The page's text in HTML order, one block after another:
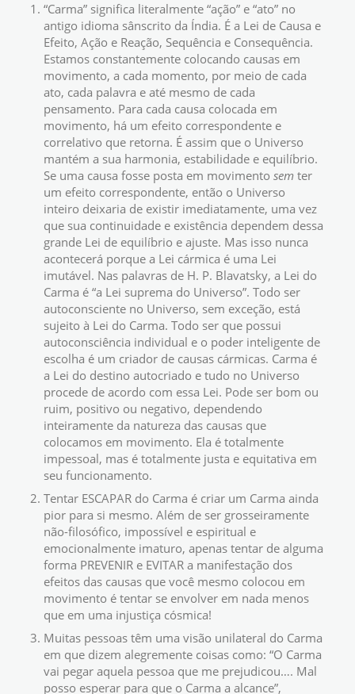
“Carma” significa literalmente “ação” e “ato” no
antigo idioma sânscrito da Índia. É a Lei de Causa e
Efeito, Ação e Reação, Sequência e Consequência.
Estamos constantemente colocando causas em
movimento, a cada momento, por meio de cada
ato, cada palavra e até mesmo de cada
pensamento. Para cada causa colocada em
movimento, há um efeito correspondente e
correlativo que retorna. É assim que o Universo
mantém a sua harmonia, estabilidade e equilíbrio.
Se uma causa fosse posta em movimento sem ter
um efeito correspondente, então o Universo
inteiro deixaria de existir imediatamente, uma vez
que sua continuidade e existência dependem dessa
grande Lei de equilíbrio e ajuste. Mas isso nunca
acontecerá porque a Lei cármica é uma Lei
imutável. Nas palavras de H. P. Blavatsky, a Lei do
Carma é “a Lei suprema do Universo”. Todo ser
autoconsciente no Universo, sem exceção, está
sujeito à Lei do Carma. Todo ser que possui
autoconsciência individual e o poder inteligente de
escolha é um criador de causas cármicas. Carma é
a Lei do destino autocriado e tudo no Universo
procede de acordo com essa Lei. Pode ser bom ou
ruim, positivo ou negativo, dependendo
inteiramente da natureza das causas que
colocamos em movimento. Ela é totalmente
impessoal, mas é totalmente justa e equitativa em
seu funcionamento.
Tentar ESCAPAR do Carma é criar um Carma ainda
pior para si mesmo. Além de ser grosseiramente
não-filosófico, impossível e espiritual e
emocionalmente imaturo, apenas tentar de alguma
forma PREVENIR e EVITAR a manifestação dos
efeitos das causas que você mesmo colocou em
movimento é tentar se envolver em nada menos
que em uma injustiça cósmica!
Muitas pessoas têm uma visão unilateral do Carma
em que dizem alegremente coisas como: “O Carma
vai pegar aquela pessoa que me prejudicou…. Mal
posso esperar para que o Carma a alcance”,